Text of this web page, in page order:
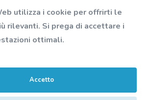
utilizza i cookie per offrirti le
rilevanti. Si prega di accettare i
ottimali.
Accetto
community